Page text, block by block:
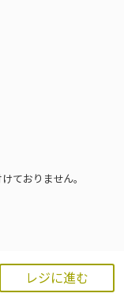
レジに進む
ておりません。